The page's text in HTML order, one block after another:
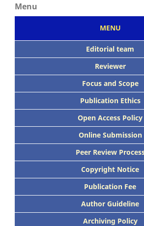
Menu
MENU
Editorial team
Reviewer
Focus and Scope
Publication Ethics
Open Access Policy
Online Submission
Peer Review
Copyright Notice
Publication Fee
Author Guideline
Archiving Policy